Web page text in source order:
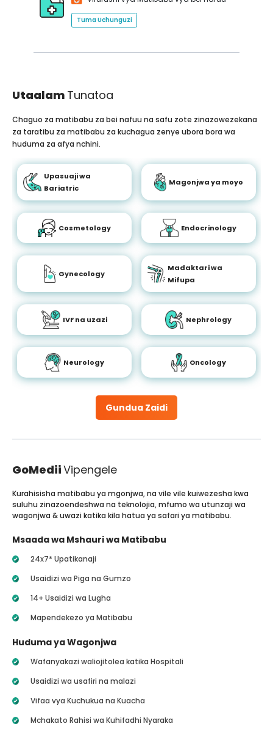
Tuma Uchunguzi
Utaalam Tunatoa
Gundua Zaidi
Chaguo za matibabu za bei nafuu na safu zote zinazowezekana
za taratibu za matibabu za kuchagua zenye ubora bora wa
huduma za afya nchini.
Upasuaji wa
Bariatric
Magonjwa ya moyo
Cosmetology Endocrinology
Gynecology
Madaktari wa
Mifupa
IVF na uzazi Nephrology
Neurology Oncology
GoMediiVipengele
Kurahisisha matibabu ya mgonjwa, na vile vile kuiwezesha kwa
suluhu zinazoendeshwa na teknolojia, mfumo wa utunzaji wa
wagonjwa & uwazi katika kila hatua ya safari ya matibabu.
Msaada wa Mshauri wa Matibabu
24x7* Upatikanaji
Usaidizi wa Piga na Gumzo
14+ Usaidizi wa Lugha
Mapendekezo ya Matibabu
Huduma ya Wagonjwa
Wafanyakazi waliojitolea katika Hospitali
Usaidizi wa usafiri na malazi
Vifaa vya Kuchukua na Kuacha
Mchakato Rahisi wa Kuhifadhi Nyaraka